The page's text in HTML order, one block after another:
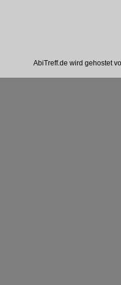
AbiTreff.de wird gehostet